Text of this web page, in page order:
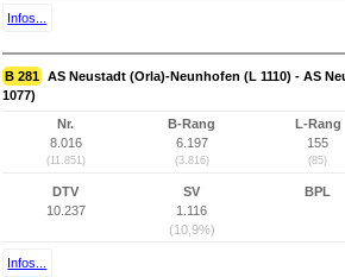
Infos...
B 281 AS Neustadt (Orla)-Neunhofen (L 1110) - AS
1077)
Nr.
8.016
(11.851)
B-Rang
6.197
(3.816)
L-Rang
155
(85)
DTV
10.237
SV
1.116
(10,9%)
BPL
Infos...